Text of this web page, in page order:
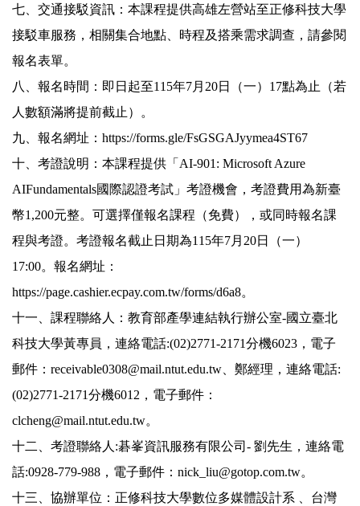
七、交通接駁資訊：本課程提供高雄左營站至正修科技大學
接駁車服務，相關集合地點、時程及搭乘需求調查，請參閱
報名表單。
八、報名時間：即日起至115年7月20日（一）17點為止（若
人數額滿將提前截止）。
九、報名網址： https://forms.gle/FsGSGAJyymea4ST67
十、考證說明：本課程提供「AI-901: Microsoft Azure
AIFundamentals國際認證考試」考證機會，考證費用為新臺
幣1,200元整。可選擇僅報名課程（免費），或同時報名課
程與考證。考證報名截止日期為115年7月20日（一）
17:00。報名網址：
https://page.cashier.ecpay.com.tw/forms/d6a8。
十一、課程聯絡人：教育部產學連結執行辦公室-國立臺北
科技大學黃專員，連絡電話:(02)2771-2171分機6023，電子
郵件：receivable0308@mail.ntut.edu.tw、鄭經理，連絡電話:
(02)2771-2171分機6012，電子郵件：
clcheng@mail.ntut.edu.tw。
十二、考證聯絡人:碁峯資訊服務有限公司- 劉先生，連絡電
話:0928-779-988，電子郵件：nick_liu@gotop.com.tw。
十三、協辦單位：正修科技大學數位多媒體設計系 、台灣